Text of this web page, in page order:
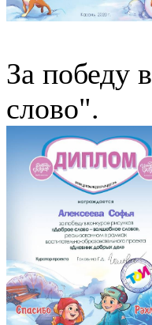
За победу
слово".